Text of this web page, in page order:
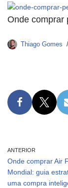
Onde comprar
Thiago Gomes
ANTERIOR
Onde comprar Air
Mondial: guia
uma compra